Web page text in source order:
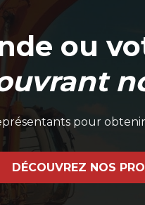
ou
pour
DÉCOUVREZ NOS